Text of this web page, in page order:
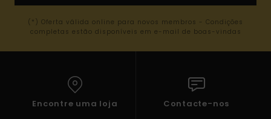
(*) Oferta válida online para novos membros - Condições
completas estão disponíveis em e-mail de boas-vindas
Encontre uma loja Contacte-nos